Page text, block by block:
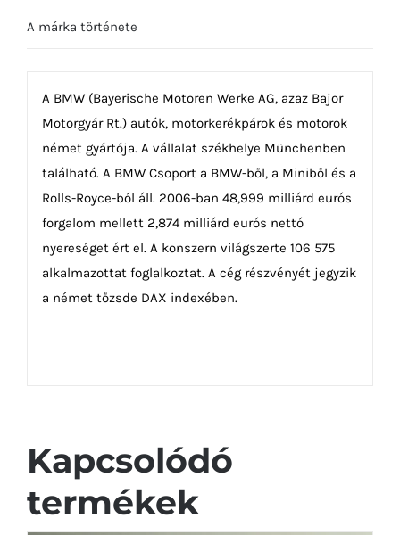
A márka története
A BMW (Bayerische Motoren Werke AG, azaz Bajor
Motorgyár Rt.) autók, motorkerékpárok és motorok
német gyártója. A vállalat székhelye Münchenben
található. A BMW Csoport a BMW-ből, a Miniből és a
Rolls-Royce-ból áll. 2006-ban 48,999 milliárd eurós
forgalom mellett 2,874 milliárd eurós nettó
nyereséget ért el. A konszern világszerte 106 575
alkalmazottat foglalkoztat. A cég részvényét jegyzik
a német tőzsde DAX indexében.
Kapcsolódó
termékek